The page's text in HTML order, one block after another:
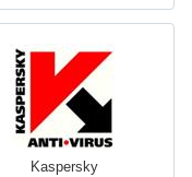
Kaspersky